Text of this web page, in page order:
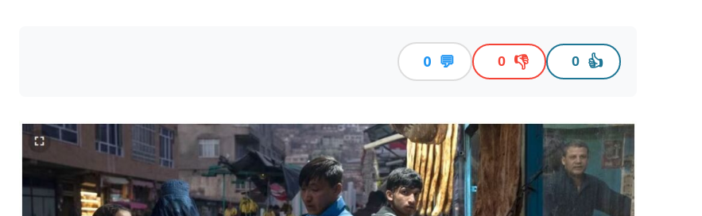
👍
0
👎
0
💬
0